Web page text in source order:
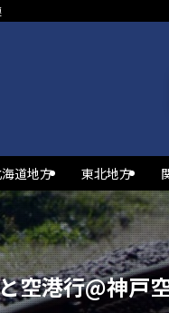
道地方 東北地方
空港行@神戸